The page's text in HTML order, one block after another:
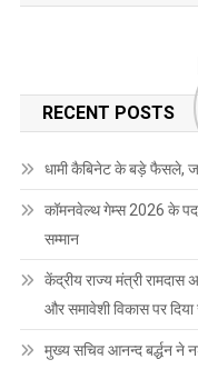
RECENT POSTS
धामी कैबिनेट के बड़े फैसले,
कॉमनवेल्थ गेम्स 2026 के
सम्मान
केंद्रीय राज्य मंत्री
और समावेशी विकास पर दिया
मुख्य सचिव आनन्द बर्द्धन ने